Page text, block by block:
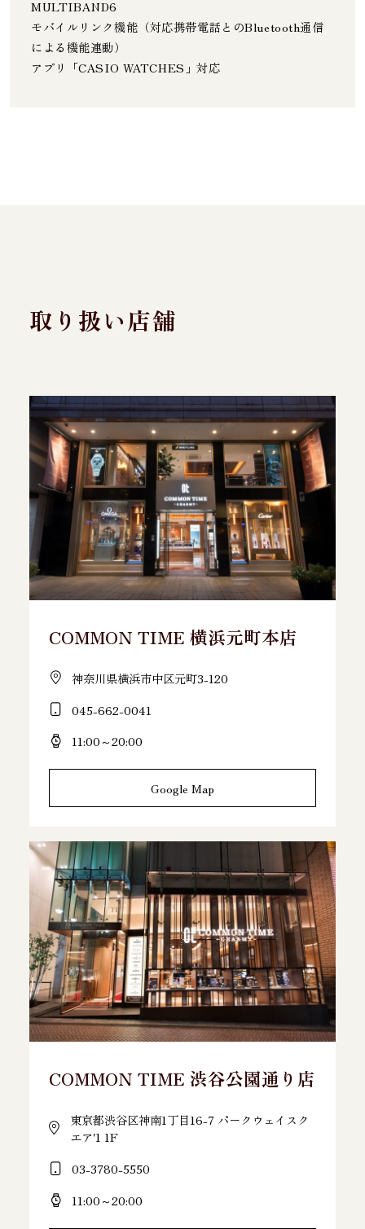
MULTIBAND6
モバイルリンク機能（対応携帯電話とのBluetooth通信
による機能連動）
アプリ「CASIO WATCHES」対応
取り扱い店舗
COMMON TIME 横浜元町本店
神奈川県横浜市中区元町3-120
045-662-0041
11:00～20:00
Google Map
COMMON TIME 渋谷公園通り店
東京都渋谷区神南1丁目16-7 パークウェイスク
エア'1 1F
03-3780-5550
11:00～20:00